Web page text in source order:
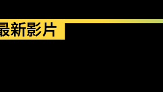
新影片